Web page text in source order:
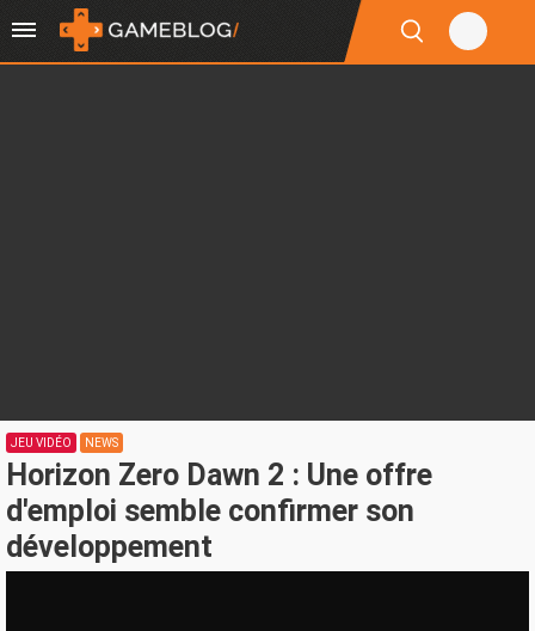
JEU VIDÉO NEWS
Horizon Zero Dawn 2 : Une offre
d'emploi semble confirmer son
développement